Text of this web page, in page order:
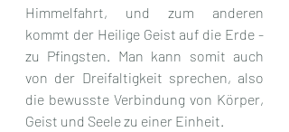
Himmelfahrt, und zum anderen
kommt der Heilige Geist auf die Erde -
zu Pfingsten. Man kann somit auch
von der Dreifaltigkeit sprechen, also
die bewusste Verbindung von Körper,
Geist und Seele zu einer Einheit.